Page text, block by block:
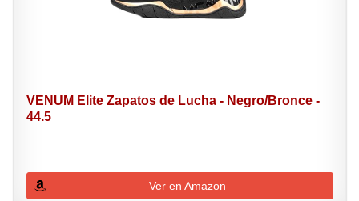
VENUM Elite Zapatos de Lucha - Negro/Bronce -
44.5
Ver en Amazon